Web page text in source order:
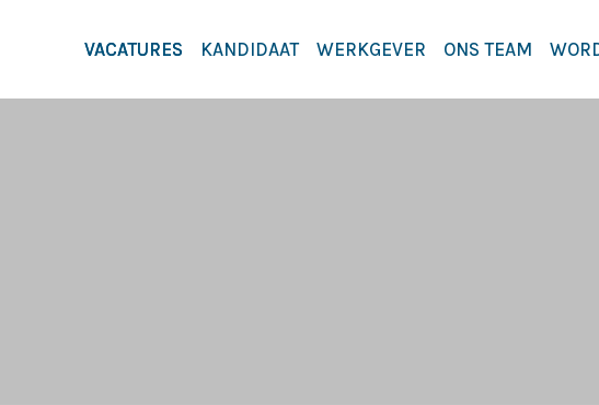
VACATURES KANDIDAAT WERKGEVER ONS TEAM